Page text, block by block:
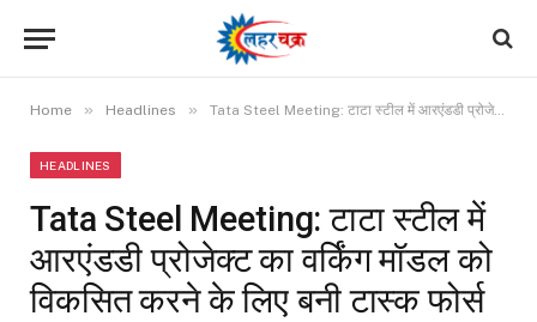
Home » Headlines » Tata Steel Meeting: टाटा स्टील में आरएंडडी प्रोजेक्ट का वर्किंग मॉडल को विकसित करने के लिए बनी टास्क फोर्स
HEADLINES
Tata Steel Meeting: टाटा स्टील में
आरएंडडी प्रोजेक्ट का वर्किंग मॉडल को
विकसित करने के लिए बनी टास्क फोर्स